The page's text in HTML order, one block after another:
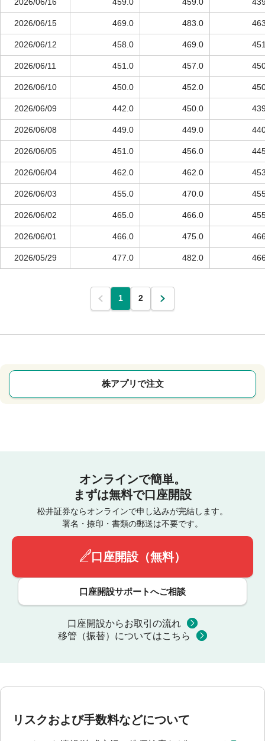
2026/06/15 469.0 483.0
2026/06/12 458.0 469.0
2026/06/11 451.0 457.0
2026/06/10 450.0 452.0
2026/06/09 442.0 450.0
2026/06/08 449.0 449.0
2026/06/05 451.0 456.0
2026/06/04 462.0 462.0
2026/06/03 455.0 470.0
2026/06/02 465.0 466.0
2026/06/01 466.0 475.0
2026/05/29 477.0 482.0
1 2
株アプリで注文
オンラインで簡単。
まずは無料で口座開設
松井証券ならオンラインで申し込みが完結します。
署名・捺印・書類の郵送は不要です。
口座開設（無料）
口座開設サポートへご相談
口座開設からお取引の流れ
移管（振替）についてはこちら
リスクおよび手数料などについて